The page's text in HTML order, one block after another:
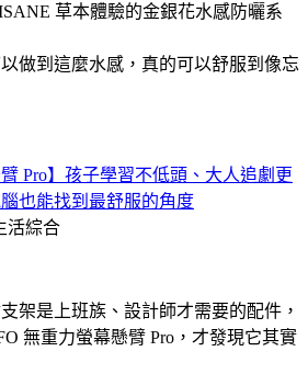
草本體驗的金銀花水感防曬系
做到這麼水感，真的可以舒服到像忘
Pro】孩子學習不低頭、大人追劇更
也能找到最舒服的角度
活綜合
架是上班族、設計師才需要的配件，
無重力螢幕懸臂 Pro，才發現它其實